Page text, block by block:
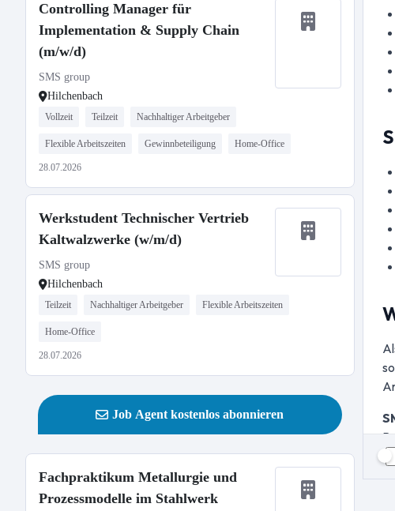
Controlling Manager für
Implementation & Supply Chain
(m/w/d)
SMS group
Hilchenbach
Vollzeit Teilzeit Nachhaltiger Arbeitgeber
Flexible Arbeitszeiten Gewinnbeteiligung Home-Office
28.07.2026
Werkstudent Technischer Vertrieb
Kaltwalzwerke (w/m/d)
SMS group
Hilchenbach
Teilzeit Nachhaltiger Arbeitgeber Flexible Arbeitszeiten
Home-Office
28.07.2026
Job Agent kostenlos abonnieren
Fachpraktikum Metallurgie und
Prozessmodelle im Stahlwerk